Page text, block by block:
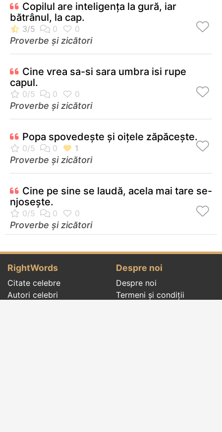
Copilul are inteligenţa la gură, iar
bătrânul, la cap.
Proverbe și zicători
Cine vrea sa-si sara umbra isi rupe
capul.
Proverbe și zicători
Popa spovedeşte şi oiţele zăpăceşte.
Proverbe și zicători
Cine pe sine se laudă, acela mai tare se-
njoseşte.
Proverbe și zicători
RightWords
Citate celebre
Autori celebri
Despre noi
Despre noi
Termeni și condiții